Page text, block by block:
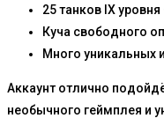
25 танков IX
Куча свободного
Много уникальных
Аккаунт отлично
необычного геймплея и